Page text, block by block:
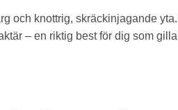
och knottrig, skräckinjagande yta.
– en riktig best för dig som